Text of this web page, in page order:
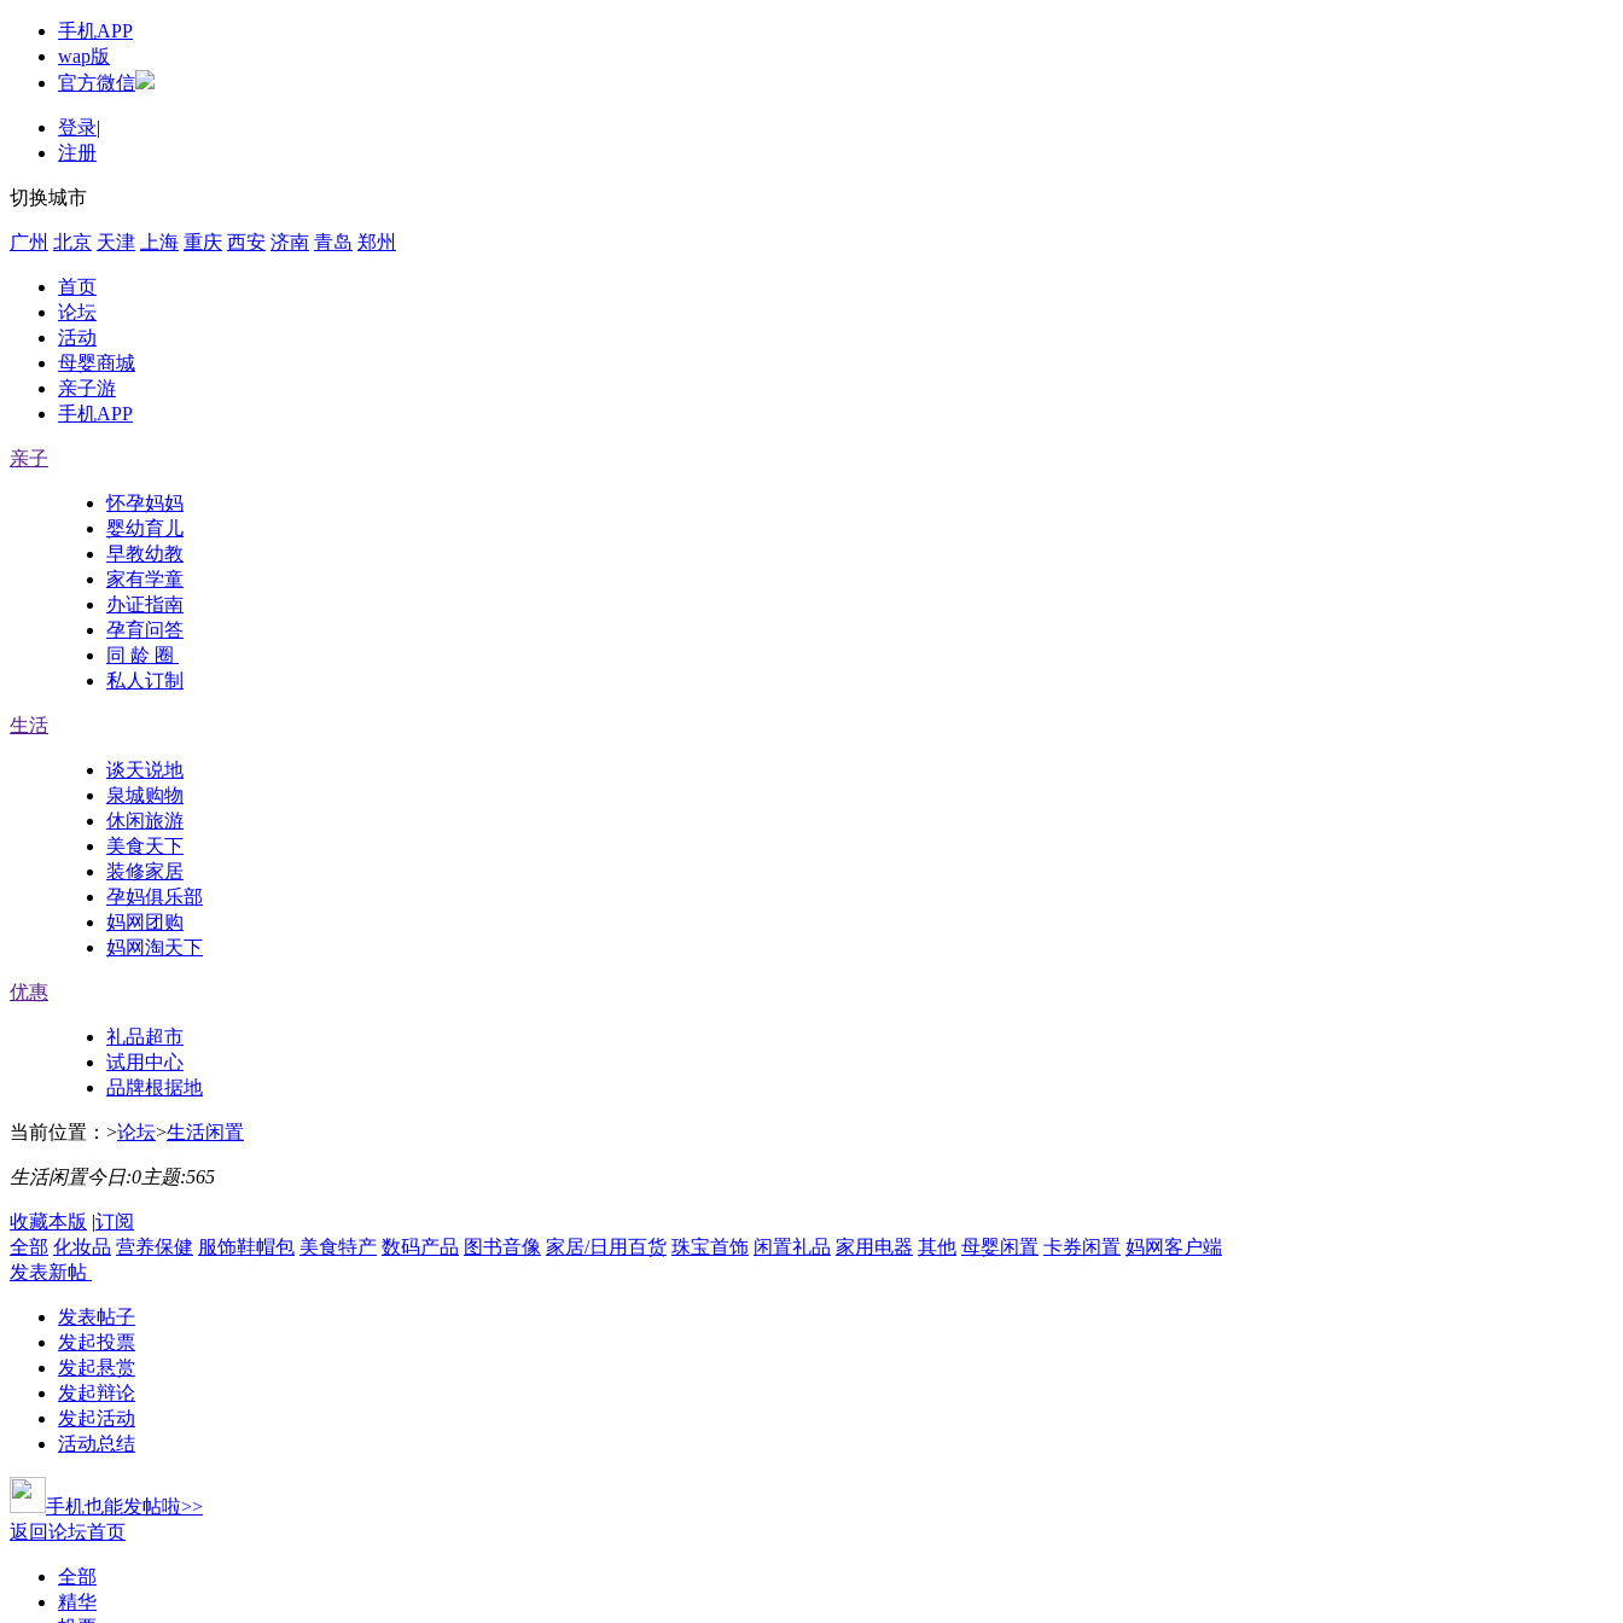
手机APP
wap版
官方微信
登录|
注册
切换城市
广州 北京 天津 上海 重庆 西安 济南 青岛 郑州
首页
论坛
活动
母婴商城
亲子游
手机APP
亲子
怀孕妈妈
婴幼育儿
早教幼教
家有学童
办证指南
孕育问答
同 龄 圈
私人订制
生活
谈天说地
泉城购物
休闲旅游
美食天下
装修家居
孕妈俱乐部
妈网团购
妈网淘天下
优惠
礼品超市
试用中心
品牌根据地
当前位置： >论坛>生活闲置
生活闲置今日:0主题:565
收藏本版 |订阅
全部 化妆品 营养保健 服饰鞋帽包 美食特产 数码产品 图书音像 家居/日用百货 珠宝首饰 闲置礼品 家用电器 其他 母婴闲置 卡券闲置 妈网客户端
发表新帖
发表帖子
发起投票
发起悬赏
发起辩论
发起活动
活动总结
手机也能发帖啦>>
返回论坛首页
全部
精华